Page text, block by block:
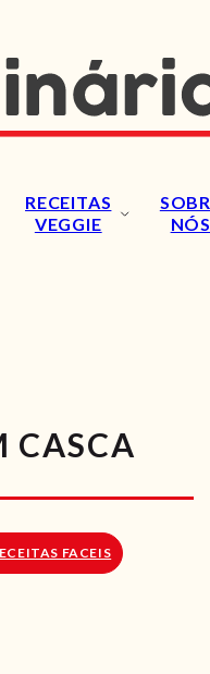
RECEITAS
VEGGIE
NÓS
CASCA
FACEIS